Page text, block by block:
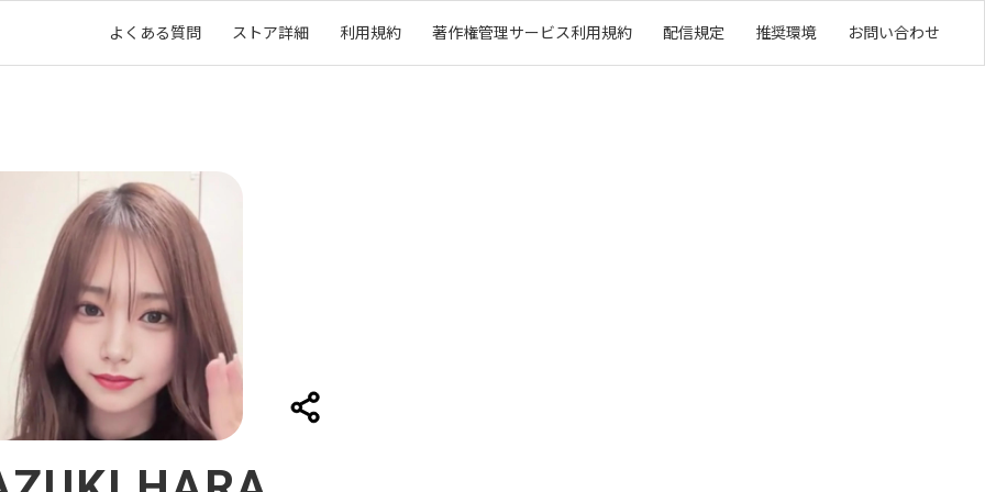
よくある質問 ストア詳細 利用規約 著作権管理サービス利用規約 配信規定 推奨環境 お問い合わせ